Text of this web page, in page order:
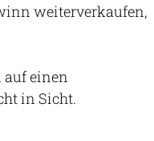
weiterverkaufen,
auf einen
in Sicht.